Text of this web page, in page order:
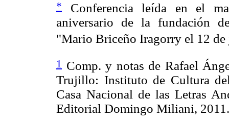
*
Conferencia leída en el
aniversario de la fundación
"Mario Briceño Iragorry el 12
1
Comp. y notas de Rafael
Trujillo: Instituto de Cultura
Casa Nacional de las Letras
Editorial Domingo Miliani,